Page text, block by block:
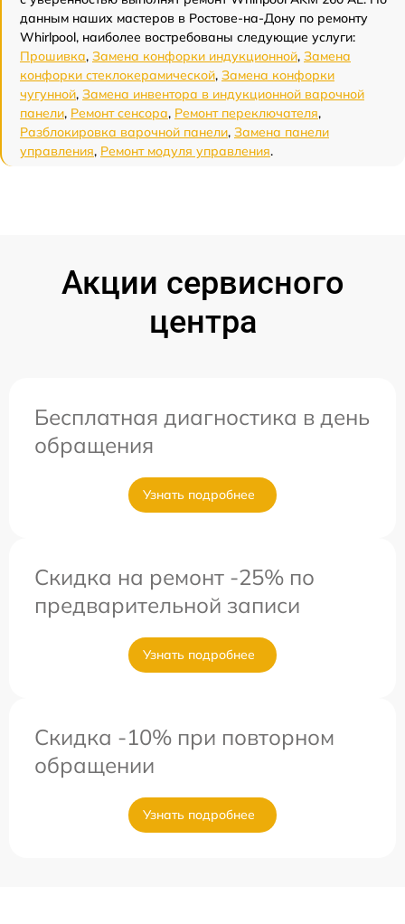
данным наших мастеров в Ростове-на-Дону по ремонту
Whirlpool, наиболее востребованы следующие услуги:
Прошивка, Замена конфорки индукционной, Замена
конфорки стеклокерамической, Замена конфорки
чугунной, Замена инвентора в индукционной варочной
панели, Ремонт сенсора, Ремонт переключателя,
Разблокировка варочной панели, Замена панели
управления, Ремонт модуля управления.
Акции сервисного
центра
Бесплатная диагностика в день
обращения
Узнать подробнее
Скидка на ремонт -25% по
предварительной записи
Узнать подробнее
Скидка -10% при повторном
обращении
Узнать подробнее